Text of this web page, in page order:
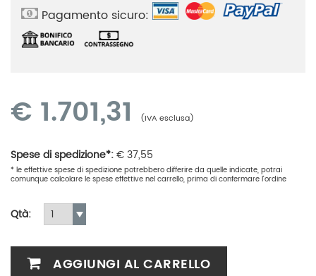
Pagamento sicuro:
€ 1.701,31 (IVA esclusa)
Spese di spedizione*:€37,55
* le effettive spese di spedizione potrebbero differire da quelle indicate, potrai
comunque calcolare le spese effettive nel carrello, prima di confermare l'ordine
Qtà:
AGGIUNGI AL CARRELLO